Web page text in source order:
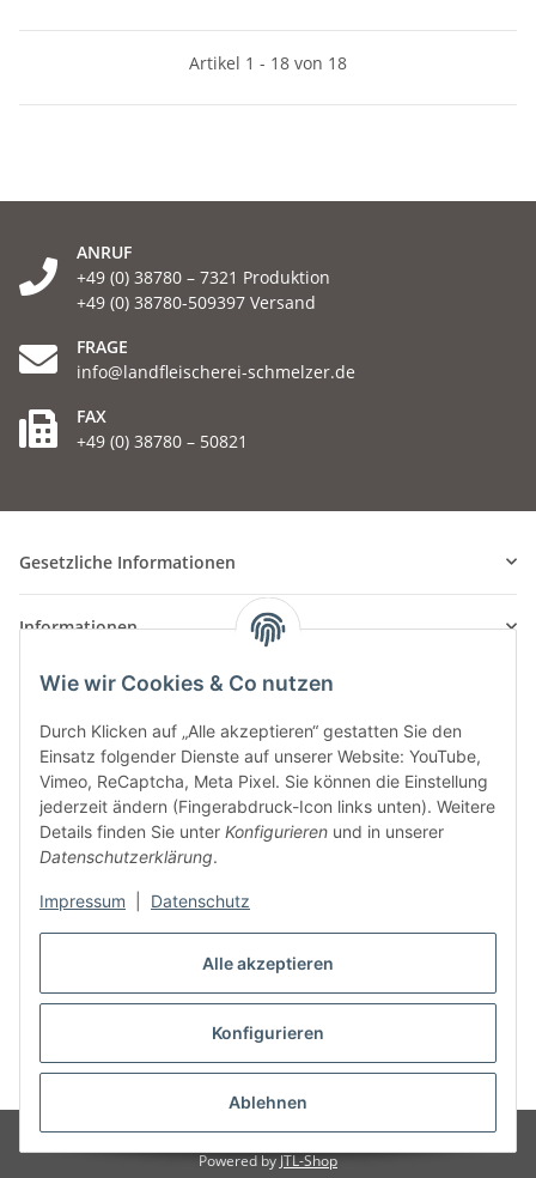
Alle akzeptieren
Konfigurieren
Ablehnen
Wie wir Cookies & Co nutzen
Durch Klicken auf „Alle akzeptieren“ gestatten Sie den
Einsatz folgender Dienste auf unserer Website: YouTube,
Vimeo, ReCaptcha, Meta Pixel. Sie können die Einstellung
jederzeit ändern (Fingerabdruck-Icon links unten). Weitere
Details finden Sie unter Konfigurieren und in unserer
Datenschutzerklärung.
Impressum Datenschutz
Artikel 1 - 18 von 18
ANRUF
+49 (0) 38780 – 7321 Produktion
+49 (0) 38780-509397 Versand
FRAGE
info@landfleischerei-schmelzer.de
FAX
+49 (0) 38780 – 50821
Gesetzliche Informationen
Informationen
* Alle Preise inkl. gesetzlicher USt., zzgl.Versand
© Torsten Schmelzer
Powered byJTL-Shop